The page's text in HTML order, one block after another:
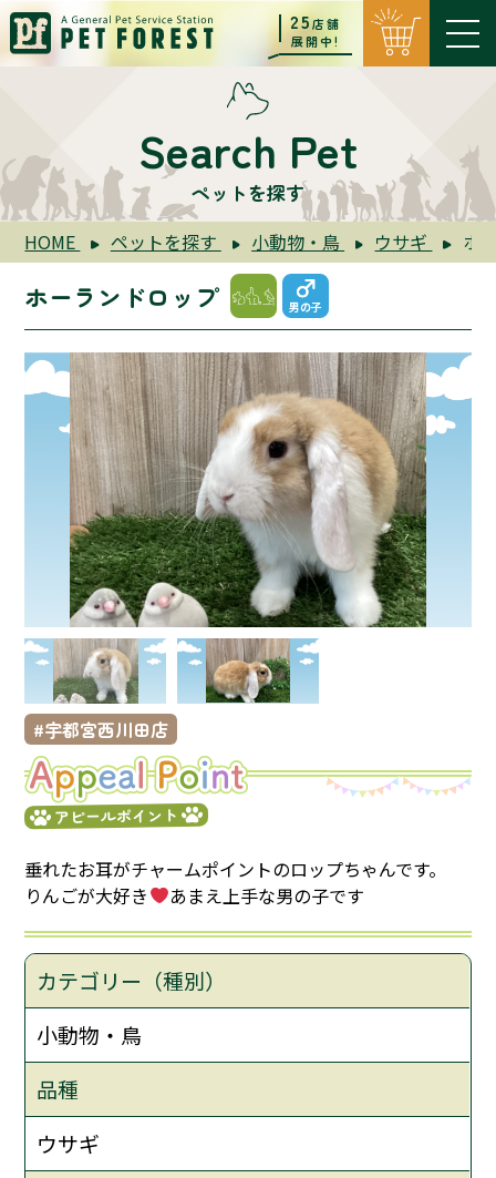
25店舗
展開中!
Search Pet
ペットを探す
HOME ペットを探す 小動物・鳥 ウサギ ホ
ホーランドロップ 男の子
宇都宮西川田店
アピールポイント
垂れたお耳がチャームポイントのロップちゃんです。
りんごが大好き
あまえ上手な男の子です
カテゴリー（種別）
小動物・鳥
品種
ウサギ